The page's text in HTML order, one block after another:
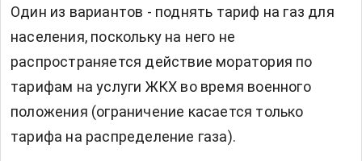
Один из вариантов - поднять тариф на газ для
населения, поскольку на него не
распространяется действие моратория по
тарифам на услуги ЖКХ во время военного
положения (ограничение касается только
тарифа на распределение газа).